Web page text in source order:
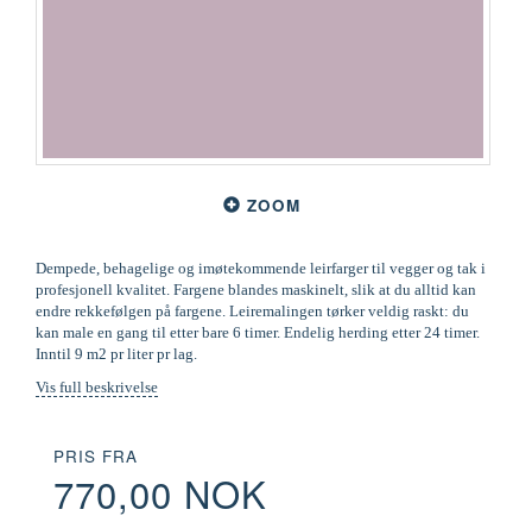
ZOOM
Dempede, behagelige og imøtekommende leirfarger til vegger og tak i
profesjonell kvalitet. Fargene blandes maskinelt, slik at du alltid kan
endre rekkefølgen på fargene. Leiremalingen tørker veldig raskt: du
kan male en gang til etter bare 6 timer. Endelig herding etter 24 timer.
Inntil 9 m2 pr liter pr lag.
Vis full beskrivelse
PRIS FRA
770,00 NOK